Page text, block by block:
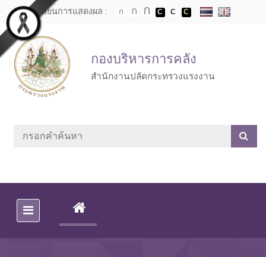
Skip to main content
เปลี่ยนการแสดงผล :
กองบริหารการคลัง
สำนักงานปลัดกระทรวงแรงงาน
(CURRENT)